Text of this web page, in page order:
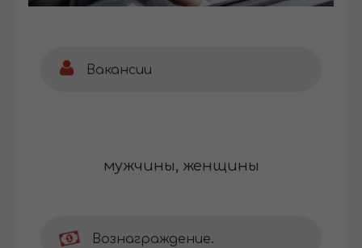
Вакансии
мужчины, женщины
Вознаграждение.